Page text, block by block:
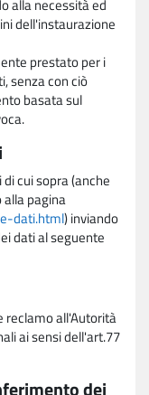
alla necessità ed
dell'instaurazione
prestato per i
senza con ciò
basata sul
cui sopra (anche
pagina
dati.html) inviando
dati al seguente
reclamo all'Autorità
ai sensi dell'art.77
dei